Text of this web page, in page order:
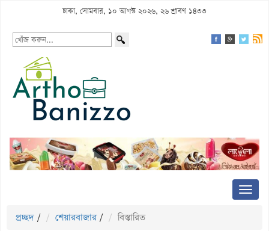
ঢাকা, সোমবার, ১০ আগস্ট ২০২৬, ২৬ শ্রাবণ ১৪৩৩
প্রচ্ছদ / শেয়ারবাজার / বিস্তারিত